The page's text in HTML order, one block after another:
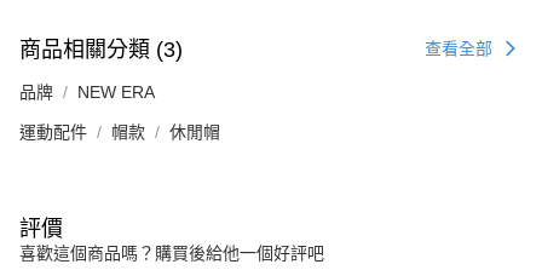
商品相關分類 (3) 查看全部
品牌 NEW ERA
運動配件 帽款 休閒帽
評價
喜歡這個商品嗎？購買後給他一個好評吧